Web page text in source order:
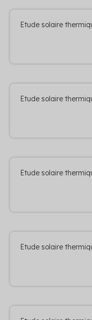
Etude solaire
Etude solaire
Etude solaire
Etude solaire